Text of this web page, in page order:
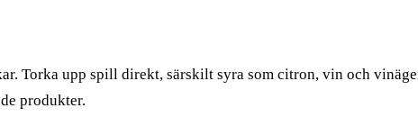
Torka upp spill direkt, särskilt syra som citron, vin och
produkter.